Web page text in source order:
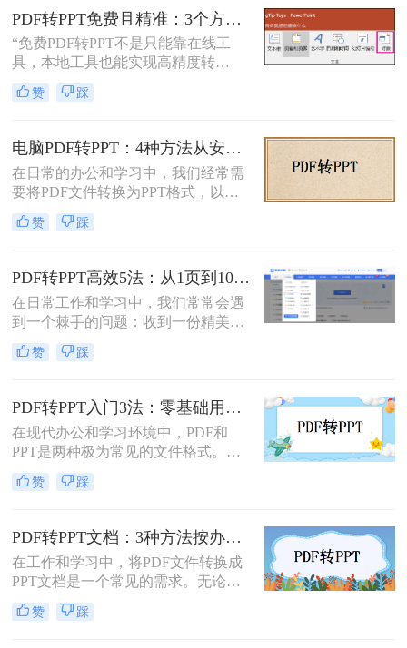
工”的泥潭——这不是能力问题，而
是工具选择的致命陷阱。那么怎么在
电脑上把pdf转换成ppt呢？作为深耕
电脑办公软件测评8年的博主，我亲
测30+工具，今天聚焦精准高效的转
换方案，帮你避开99%的坑。拒绝低
PDF转PPT免费且精准：3个方法的转换精度和避坑指南！
“免费PDF转PPT不是只能靠在线工
具，本地工具也能实现高精度转
换”在职场办公与自媒体创作中，将
PDF格式的报告、课件、素材转为可
需求。但多数人在寻找免费转换方法
时，要么遭遇操作繁琐的困境，要么
面临转换后格式错乱、信息丢失的问
题，甚至担心文件隐私泄露
赞 踩
电脑PDF转PPT：4种方法从安装到输出的完整对比！
在日常的办公和学习中，我们经常需
要将PDF文件转换为PPT格式，以便
更好地进行演示和编辑。那么电脑如
何PDF转PPT呢？以下介绍四种常见
赞 踩
PDF转PPT高效5法：从1页到100页，方法选择差异很大！
在日常工作和学习中，我们常常会遇
到一个棘手的问题：收到一份精美的
PDF文件，却需要将其内容用于自己
的PPT演示文稿中。PDF因其格式固
它“只读”的特性也使其内容难以直接
编辑和复用。此时，将PDF转换为可
编辑的PPT就成了一个刚性需求。
赞 踩
PDF转PPT入门3法：零基础用户的操作要点和注意事项！
在现代办公和学习环境中，PDF和
PPT是两种极为常见的文件格式。
PDF因其固定格式的特点而受到广泛
欢迎，尤其适合用于合同、学术论文
而，当这些静态内容需要被进一步编
辑或在公共场合展示时，将其转换为
PPT格式成为了一种常见的需求。那
么PDF如何转为PPT呢？本文将详细
介绍三种将PDF转换为PPT的方法，
帮助您根据自己的实际需求选择最合
赞 踩
PDF转PPT文档：3种方法按办公场景（汇报/教学/合同）选择！
在工作和学习中，将PDF文件转换成
PPT文档是一个常见的需求。无论是
为了制作演示文稿、提取内容还是重
新排版，掌握几种有效的转换方法都
赞 踩